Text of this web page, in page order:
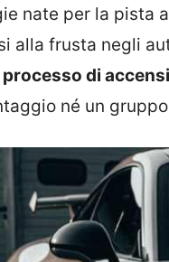
nate per la pista
alla frusta negli
di
né un